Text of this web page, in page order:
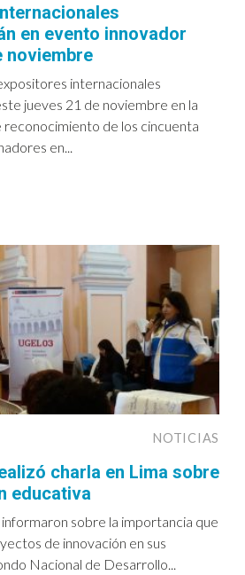
en evento innovador
noviembre
internacionales
jueves 21 de noviembre en la
reconocimiento de los cincuenta
en...
NOTICIAS
charla en Lima sobre
educativa
sobre la importancia que
de innovación en sus
Nacional de Desarrollo...